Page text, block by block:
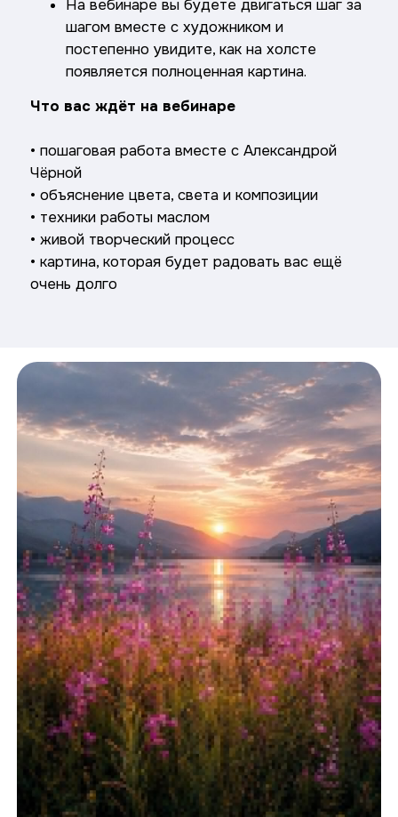
На вебинаре вы будете двигаться шаг за
шагом вместе с художником и
постепенно увидите, как на холсте
появляется полноценная картина.
Что вас ждёт на вебинаре
• пошаговая работа вместе с Александрой
Чёрной
• объяснение цвета, света и композиции
• техники работы маслом
• живой творческий процесс
• картина, которая будет радовать вас ещё
очень долго